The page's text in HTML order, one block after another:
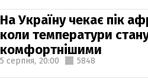
На Україну чекає пік
коли температури
комфортнішими
5 серпня, 20:00 5848